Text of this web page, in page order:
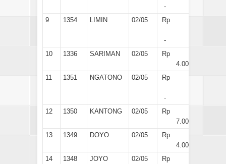
-
9
1354 LIMIN 02/05 Rp
-
10
1336 SARIMAN 02/05
Rp
4.000
11
1351 NGATONO 02/05 Rp
-
12
1350 KANTONG 02/05
Rp
7.000
13
1349 DOYO 02/05
Rp
4.000
14
1348 JOYO 02/05
Rp